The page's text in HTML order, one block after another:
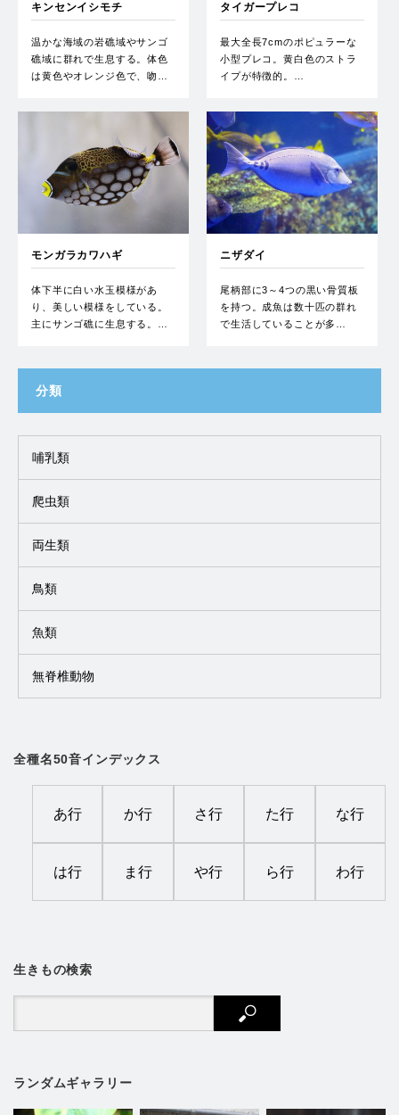
キンセンイシモチ
温かな海域の岩礁域やサンゴ
礁域に群れで生息する。体色
は黄色やオレンジ色で、吻…
タイガープレコ
最大全長7cmのポピュラーな
小型プレコ。黄白色のストラ
イプが特徴的。…
モンガラカワハギ
体下半に白い水玉模様があ
り、美しい模様をしている。
主にサンゴ礁に生息する。…
ニザダイ
尾柄部に3～4つの黒い骨質板
を持つ。成魚は数十匹の群れ
で生活していることが多…
分類
哺乳類
爬虫類
両生類
鳥類
魚類
無脊椎動物
全種名50音インデックス
あ行 か行 さ行 た行 な行
は行 ま行 や行 ら行 わ行
生きもの検索
ランダムギャラリー